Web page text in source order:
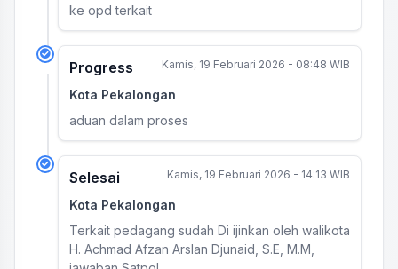
ke opd terkait
Progress Kamis, 19 Februari 2026 - 08:48 WIB
Kota Pekalongan
aduan dalam proses
Selesai Kamis, 19 Februari 2026 - 14:13 WIB
Kota Pekalongan
Terkait pedagang sudah Di ijinkan oleh walikota
H. Achmad Afzan Arslan Djunaid, S.E, M.M,